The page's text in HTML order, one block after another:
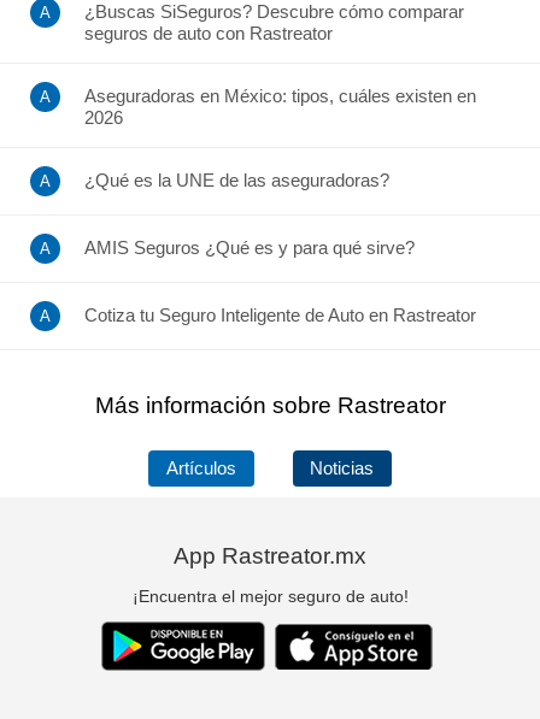
¿Buscas SiSeguros? Descubre cómo comparar
seguros de auto con Rastreator
Aseguradoras en México: tipos, cuáles existen en
2026
¿Qué es la UNE de las aseguradoras?
AMIS Seguros ¿Qué es y para qué sirve?
Cotiza tu Seguro Inteligente de Auto en Rastreator
Más información sobre Rastreator
Artículos Noticias
App Rastreator.mx
¡Encuentra el mejor seguro de auto!